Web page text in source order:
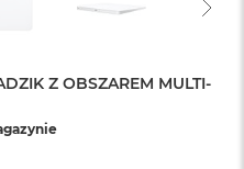
Z OBSZAREM MULTI-